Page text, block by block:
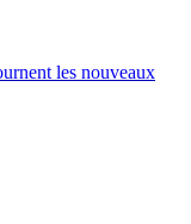
les nouveaux